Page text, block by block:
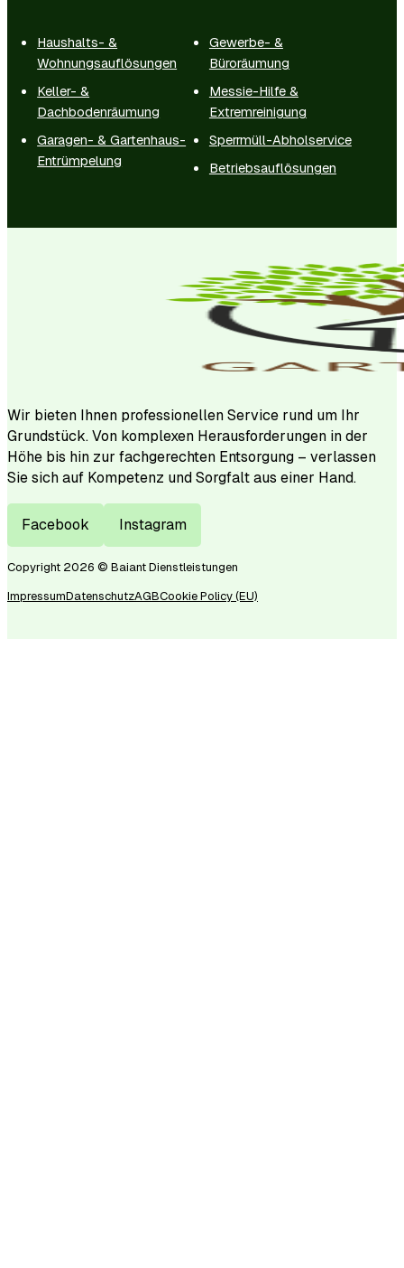
Wir bieten Ihnen professionellen Service rund um Ihr
Grundstück. Von komplexen Herausforderungen in der
Höhe bis hin zur fachgerechten Entsorgung – verlassen
Sie sich auf Kompetenz und Sorgfalt aus einer Hand.
Facebook Instagram
Copyright 2026 © Baiant Dienstleistungen
ImpressumDatenschutzAGBCookie Policy (EU)
Haushalts- &
Wohnungsauflösungen
Keller- &
Dachbodenräumung
Garagen- & Gartenhaus-
Entrümpelung
Gewerbe- &
Büroräumung
Messie-Hilfe &
Extremreinigung
Sperrmüll-Abholservice
Betriebsauflösungen